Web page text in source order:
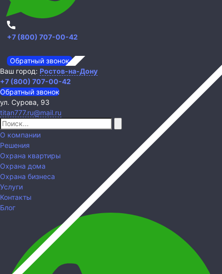
+7 (800) 707-00-42
Обратный звонок
Ваш город: Ростов-на-Дону
+7 (800) 707-00-42
Обратный звонок
ул. Сурова, 93
titan777.ru@mail.ru
О компании
Решения
Охрана квартиры
Охрана дома
Охрана бизнеса
Услуги
Контакты
Блог